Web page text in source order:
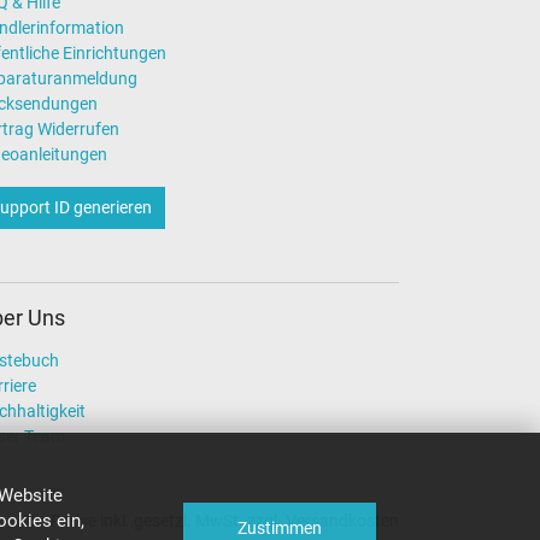
ein,
Zustimmen
Einrichtungen
Widerrufen
ID generieren
Uns
Team
Alle Preise inkl. gesetzl. MwSt. zzgl. Versandkosten